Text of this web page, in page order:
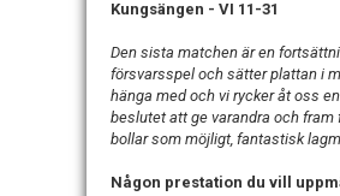
Kungsängen - VI 11-31
Den sista matchen är en
försvarsspel och sätter plattan i
hänga med och vi rycker åt oss
beslutet att ge varandra och
bollar som möjligt, fantastisk
Någon prestation du vill